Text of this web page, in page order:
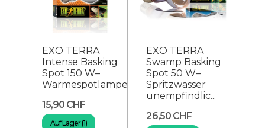
EXO TERRA
Intense Basking
Spot 150 W–
Wärmespotlampe
15,90 CHF
Auf Lager (1)
EXO TERRA
Swamp Basking
Spot 50 W–
Spritzwasser
unempfindlic...
26,50 CHF